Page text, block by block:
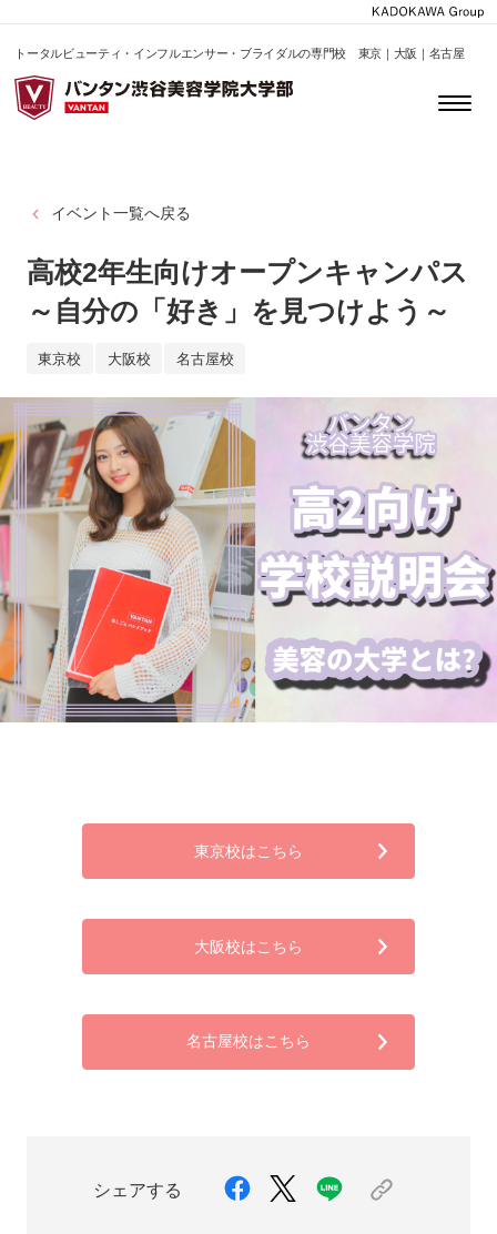
トータルビューティ・インフルエンサー・ブライダルの専門校 東京｜大阪｜名古屋
イベント一覧へ戻る
高校2年生向けオープンキャンパス
～自分の「好き」を見つけよう～
東京校 大阪校 名古屋校
東京校はこちら
大阪校はこちら
名古屋校はこちら
シェアする